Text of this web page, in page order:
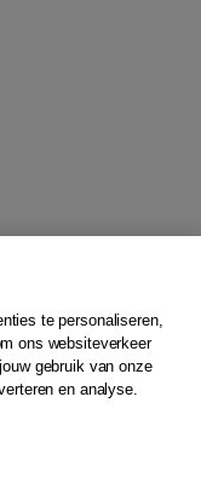
te personaliseren,
ons websiteverkeer
gebruik van onze
en analyse.